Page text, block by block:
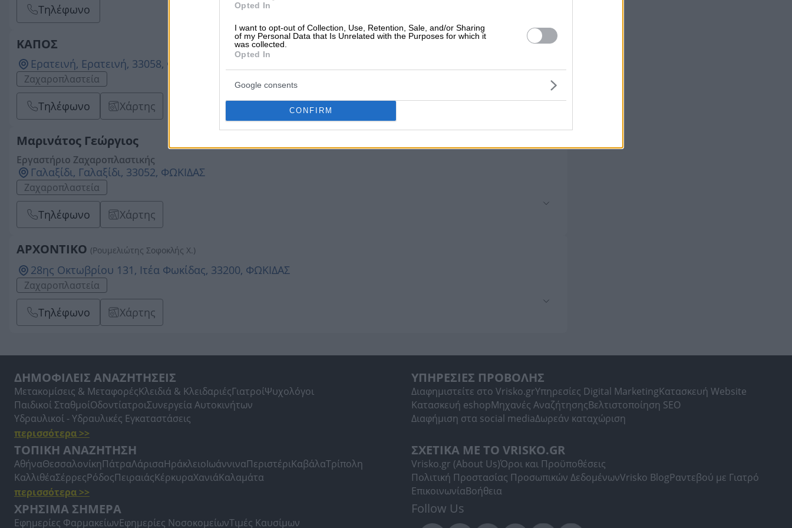
Opted In
I want to opt-out of Collection, Use, Retention, Sale, and/or Sharing
of my Personal Data that Is Unrelated with the Purposes for which it
was collected.
Opted In
Google consents
CONFIRM
Τηλέφωνο
ΚΑΠΟΣ
Ερατεινή, Ερατεινή, 33058, ΦΩΚΙΔΑΣ
Ζαχαροπλαστεία
Τηλέφωνο Χάρτης
Μαρινάτος Γεώργιος
Εργαστήριο Ζαχαροπλαστικής
Γαλαξίδι, Γαλαξίδι, 33052, ΦΩΚΙΔΑΣ
Ζαχαροπλαστεία
Τηλέφωνο Χάρτης
ΑΡΧΟΝΤΙΚΟ (Ρουμελιώτης Σοφοκλής Χ.)
28ης Οκτωβρίου 131, Ιτέα Φωκίδας, 33200, ΦΩΚΙΔΑΣ
Ζαχαροπλαστεία
Τηλέφωνο Χάρτης
ΔΗΜΟΦΙΛΕΙΣ ΑΝΑΖΗΤΗΣΕΙΣ
Μετακομίσεις & ΜεταφορέςΚλειδιά & ΚλειδαριέςΓιατροίΨυχολόγοι
Παιδικοί ΣταθμοίΟδοντίατροιΣυνεργεία Αυτοκινήτων
Υδραυλικοί - Υδραυλικές Εγκαταστάσεις
περισσότερα >>
ΥΠΗΡΕΣΙΕΣ ΠΡΟΒΟΛΗΣ
Διαφημιστείτε στο Vrisko.grΥπηρεσίες Digital MarketingΚατασκευή Website
Κατασκευή eshopΜηχανές ΑναζήτησηςΒελτιστοποίηση SEO
Διαφήμιση στα social mediaΔωρεάν καταχώριση
ΤΟΠΙΚΗ ΑΝΑΖΗΤΗΣΗ
ΑθήναΘεσσαλονίκηΠάτραΛάρισαΗράκλειοΙωάννιναΠεριστέριΚαβάλαΤρίπολη
ΚαλλιθέαΣέρρεςΡόδοςΠειραιάςΚέρκυραΧανιάΚαλαμάτα
περισσότερα >>
ΣΧΕΤΙΚΑ ΜΕ ΤΟ VRISKO.GR
Vrisko.gr (About Us)Όροι και Προϋποθέσεις
Πολιτική Προστασίας Προσωπικών ΔεδομένωνVrisko BlogΡαντεβού με Γιατρό
ΕπικοινωνίαΒοήθεια
ΧΡΗΣΙΜΑ ΣΗΜΕΡΑ
Εφημερίες ΦαρμακείωνΕφημερίες ΝοσοκομείωνΤιμές Καυσίμων
Follow Us